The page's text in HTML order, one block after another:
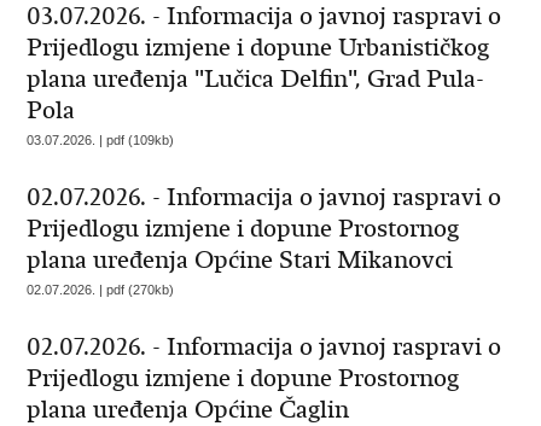
03.07.2026. - Informacija o javnoj raspravi o
Prijedlogu izmjene i dopune Urbanističkog
plana uređenja "Lučica Delfin", Grad Pula-
Pola
03.07.2026. | pdf (109kb)
02.07.2026. - Informacija o javnoj raspravi o
Prijedlogu izmjene i dopune Prostornog
plana uređenja Općine Stari Mikanovci
02.07.2026. | pdf (270kb)
02.07.2026. - Informacija o javnoj raspravi o
Prijedlogu izmjene i dopune Prostornog
plana uređenja Općine Čaglin